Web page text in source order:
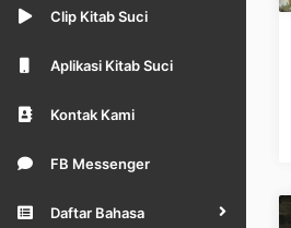
Clip Kitab Suci
Aplikasi Kitab Suci
Kontak Kami
FB Messenger
Daftar Bahasa